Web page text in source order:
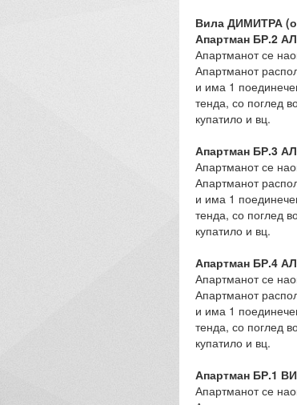
Вила ДИМИТРА
Апартман БР.2
Апартманот се
Апартманот
и има 1
тенда, со поглед
купатило и вц.
Апартман БР.3
Апартманот се
Апартманот
и има 1
тенда, со поглед
купатило и вц.
Апартман БР.4
Апартманот се
Апартманот
и има 1
тенда, со поглед
купатило и вц.
Апартман БР.1
Апартманот се